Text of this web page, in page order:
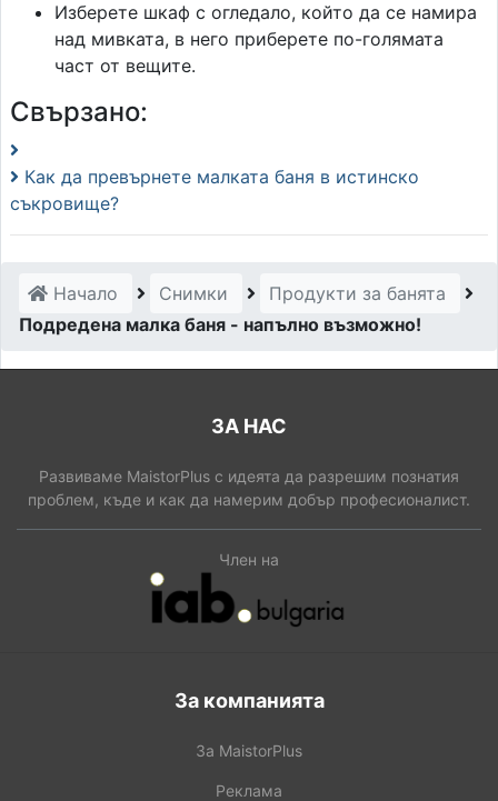
Изберете шкаф с огледало, който да се намира
над мивката, в него приберете по-голямата
част от вещите.
Свързано:
Как да превърнете малката баня в истинско
съкровище?
Начало Снимки
Продукти за банята
Подредена малка баня - напълно възможно!
ЗА НАС
Развиваме MaistorPlus с идеята да разрешим познатия
проблем, къде и как да намерим добър професионалист.
Член на
За компанията
За MaistorPlus
Реклама